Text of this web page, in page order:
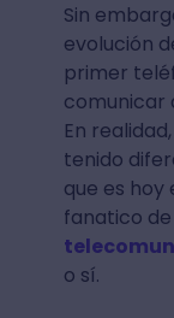
Sin
evolución
primer
comunicar
En
tenido
que es hoy
fanatico
o sí.